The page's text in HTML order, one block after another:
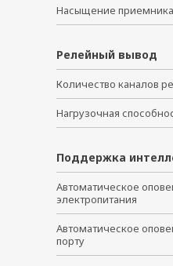
Насыщение
Релейный вывод
Количество каналов
Нагрузочная
Поддержка
Автоматическое
электропитания
Автоматическое
порту